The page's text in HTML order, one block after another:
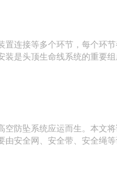
连接等多个环节，每个环
是头顶生命线系统的重要组
防坠系统应运而生。本文
安全网、安全带、安全绳